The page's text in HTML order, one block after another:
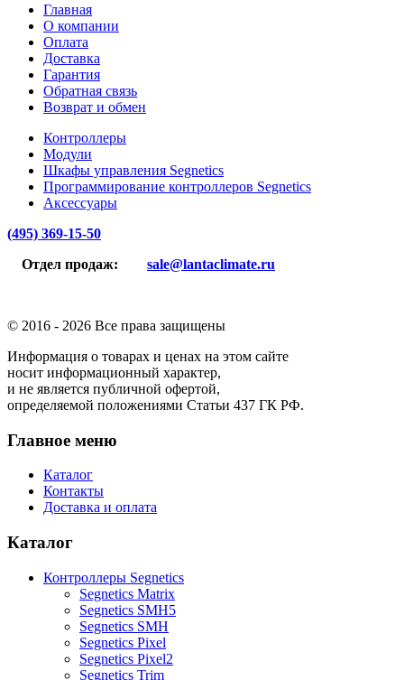
Главная
О компании
Оплата
Доставка
Гарантия
Обратная связь
Возврат и обмен
Контроллеры
Модули
Шкафы управления Segnetics
Программирование контроллеров Segnetics
Аксессуары
(495) 369-15-50
Отдел продаж: sale@lantaclimate.ru
© 2016 - 2026 Все права защищены
Информация о товарах и ценах на этом сайте
носит информационный характер,
и не является публичной офертой,
определяемой положениями Статьи 437 ГК РФ.
Главное меню
Каталог
Контакты
Доставка и оплата
Каталог
Контроллеры Segnetics
Segnetics Matrix
Segnetics SMH5
Segnetics SMH
Segnetics Pixel
Segnetics Pixel2
Segnetics Trim